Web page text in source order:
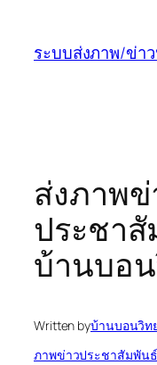
ระบบส่งภาพ/ข่า
ส่งภาพข่
ประชาสั
บ้านบอ
Written byบ้านบอนวิท
ภาพข่าวประชาสัมพันธ์